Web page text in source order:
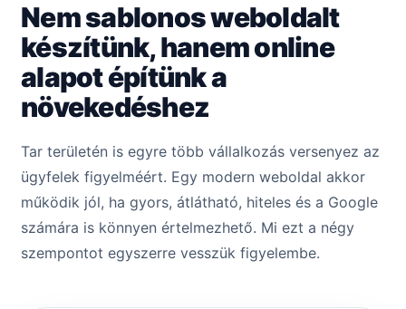
Nem sablonos weboldalt
készítünk, hanem online
alapot építünk a
növekedéshez
Tar területén is egyre több vállalkozás versenyez az
ügyfelek figyelméért. Egy modern weboldal akkor
működik jól, ha gyors, átlátható, hiteles és a Google
számára is könnyen értelmezhető. Mi ezt a négy
szempontot egyszerre vesszük figyelembe.